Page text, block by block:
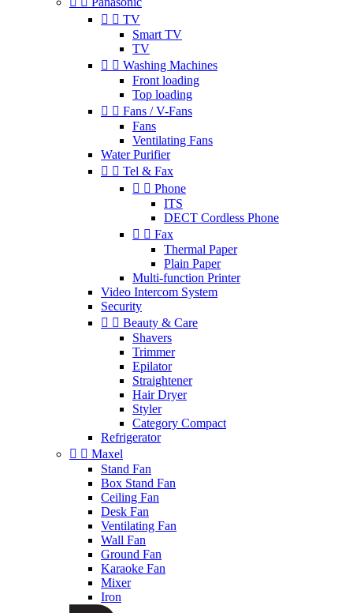
  TV
Smart TV
TV
  Washing Machines
Front loading
Top loading
  Fans / V-Fans
Fans
Ventilating Fans
Water Purifier
  Tel & Fax
  Phone
ITS
DECT Cordless Phone
  Fax
Thermal Paper
Plain Paper
Multi-function Printer
Video Intercom System
Security
  Beauty & Care
Shavers
Trimmer
Epilator
Straightener
Hair Dryer
Styler
Category Compact
Refrigerator
  Maxel
Stand Fan
Box Stand Fan
Ceiling Fan
Desk Fan
Ventilating Fan
Wall Fan
Ground Fan
Karaoke Fan
Mixer
Iron